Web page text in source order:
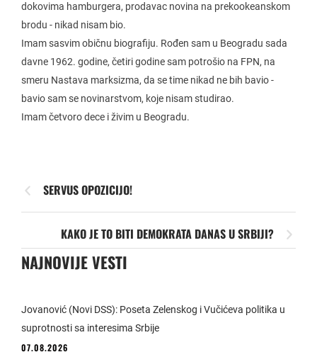
dokovima hamburgera, prodavac novina na prekookeanskom
brodu - nikad nisam bio.
Imam sasvim običnu biografiju. Rođen sam u Beogradu sada
davne 1962. godine, četiri godine sam potrošio na FPN, na
smeru Nastava marksizma, da se time nikad ne bih bavio -
bavio sam se novinarstvom, koje nisam studirao.
Imam četvoro dece i živim u Beogradu.
SERVUS OPOZICIJO!
KAKO JE TO BITI DEMOKRATA DANAS U SRBIJI?
NAJNOVIJE VESTI
Jovanović (Novi DSS): Poseta Zelenskog i Vučićeva politika u
suprotnosti sa interesima Srbije
07.08.2026